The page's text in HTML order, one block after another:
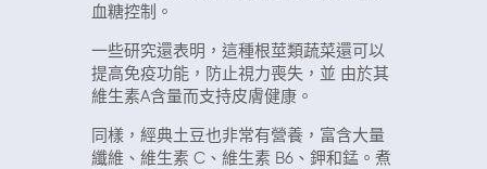
血糖控制。
一些研究還表明，這種根莖類蔬菜還可以
提高免疫功能，防止視力喪失，並 由於其
維生素A含量而支持皮膚健康。
同樣，經典土豆也非常有營養，富含大量
纖維、維生素 C、維生素 B6、鉀和錳。煮